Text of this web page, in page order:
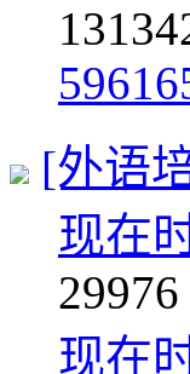
131
[外语
现在
29976
现在